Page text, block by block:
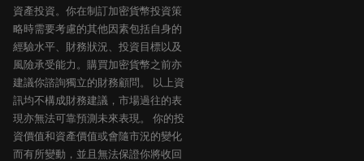
資產投資。你在制訂加密貨幣投資策
略時需要考慮的其他因素包括自身的
經驗水平、財務狀況、投資目標以及
風險承受能力。購買加密貨幣之前亦
建議你諮詢獨立的財務顧問。 以上資
訊均不構成財務建議，市場過往的表
現亦無法可靠預測未來表現。 你的投
資價值和資產價值或會隨市況的變化
而有所變動，並且無法保證你將收回